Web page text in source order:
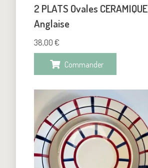
2 PLATS Ovales CERAMIQUE
Anglaise
38,00 €
Commander